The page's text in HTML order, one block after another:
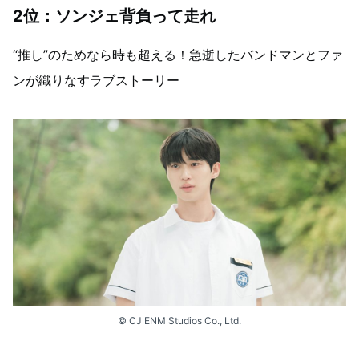
2位： ソンジェ背負って走れ
“推し”のためなら時も超える！急逝したバンドマンとファ
ンが織りなすラブストーリー
© CJ ENM Studios Co., Ltd.